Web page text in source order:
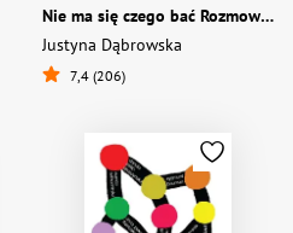
Nie ma się czego bać Rozmowy z mistrzami
Justyna Dąbrowska
7,4 (206)